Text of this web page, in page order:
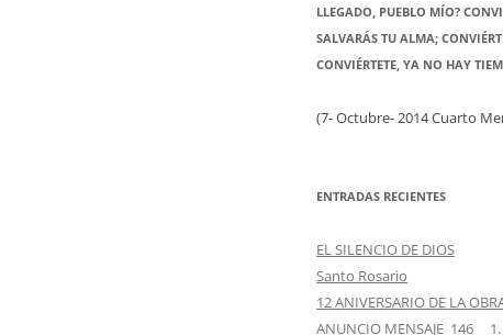
LLEGADO, PUEBLO MÍO?
SALVARÁS TU ALMA;
CONVIÉRTETE, YA NO HAY
(7- Octubre- 2014 Cuarto
ENTRADAS RECIENTES
EL SILENCIO DE DIOS
Santo Rosario
12 ANIVERSARIO DE LA
ANUNCIO MENSAJE 146 1.